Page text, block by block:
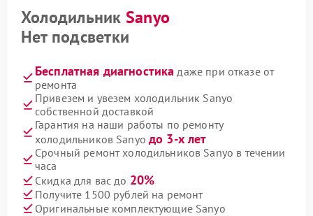
Холодильник Sanyo
Нет подсветки
Бесплатная диагностика даже при отказе от
ремонта
Привезем и увезем холодильник Sanyo
собственной доставкой
Гарантия на наши работы по ремонту
холодильников Sanyoдо 3-х лет
Срочный ремонт холодильников Sanyo в течении
часа
Скидка для вас до 20%
Получите 1500 рублей на ремонт
Оригинальные комплектующие Sanyo